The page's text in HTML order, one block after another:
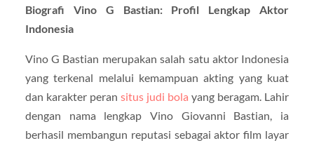
Biografi Vino G Bastian: Profil Lengkap Aktor
Indonesia
Vino G Bastian merupakan salah satu aktor Indonesia
yang terkenal melalui kemampuan akting yang kuat
dan karakter peran situs judi bola yang beragam. Lahir
dengan nama lengkap Vino Giovanni Bastian, ia
berhasil membangun reputasi sebagai aktor film layar